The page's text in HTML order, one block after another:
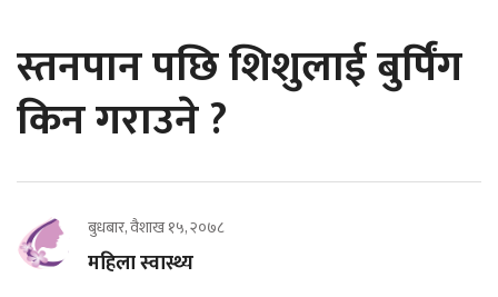
स्तनपान पछि शिशुलाई बुर्पिंग
किन गराउने ?
बुधबार, वैशाख १५, २०७८
महिला स्वास्थ्य